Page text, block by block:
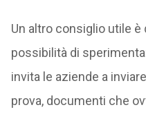
Un altro consiglio utile
possibilità di
invita le aziende a
prova, documenti che